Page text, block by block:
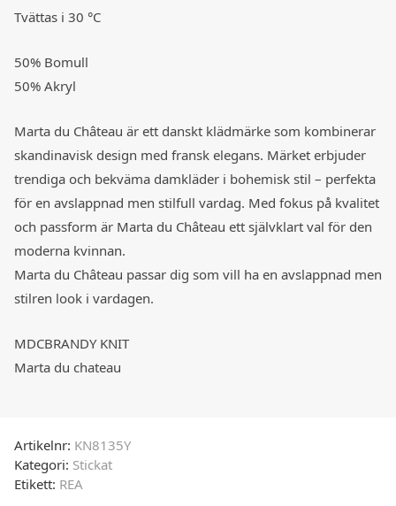
Tvättas i 30 °C
50% Bomull
50% Akryl
Marta du Château är ett danskt klädmärke som kombinerar
skandinavisk design med fransk elegans. Märket erbjuder
trendiga och bekväma damkläder i bohemisk stil – perfekta
för en avslappnad men stilfull vardag. Med fokus på kvalitet
och passform är Marta du Château ett självklart val för den
moderna kvinnan.
Marta du Château passar dig som vill ha en avslappnad men
stilren look i vardagen.
MDCBRANDY KNIT
Marta du chateau
Artikelnr: KN8135Y
Kategori: Stickat
Etikett: REA